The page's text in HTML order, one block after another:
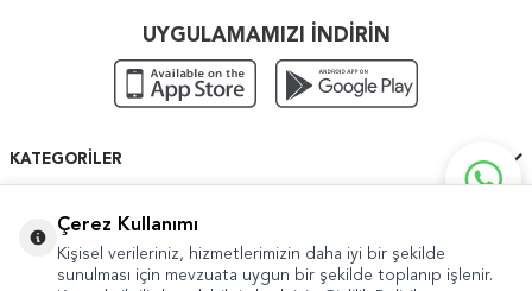
UYGULAMAMIZI İNDİRİN
KATEGORILER
HIZLI ERIŞIM
Çerez Kullanımı
Kişisel verileriniz, hizmetlerimizin daha iyi bir şekilde
sunulması için mevzuata uygun bir şekilde toplanıp işlenir.